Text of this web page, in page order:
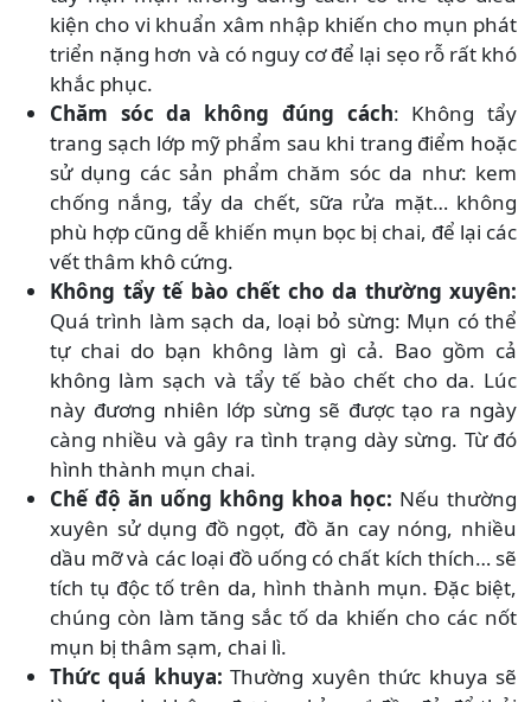
kiện cho vi khuẩn xâm nhập khiến cho mụn phát
triển nặng hơn và có nguy cơ để lại sẹo rỗ rất khó
khắc phục.
Chăm sóc da không đúng cách: Không tẩy
trang sạch lớp mỹ phẩm sau khi trang điểm hoặc
sử dụng các sản phẩm chăm sóc da như: kem
chống nắng, tẩy da chết, sữa rửa mặt… không
phù hợp cũng dễ khiến mụn bọc bị chai, để lại các
vết thâm khô cứng.
Không tẩy tế bào chết cho da thường xuyên:
Quá trình làm sạch da, loại bỏ sừng: Mụn có thể
tự chai do bạn không làm gì cả. Bao gồm cả
không làm sạch và tẩy tế bào chết cho da. Lúc
này đương nhiên lớp sừng sẽ được tạo ra ngày
càng nhiều và gây ra tình trạng dày sừng. Từ đó
hình thành mụn chai.
Chế độ ăn uống không khoa học: Nếu thường
xuyên sử dụng đồ ngọt, đồ ăn cay nóng, nhiều
dầu mỡ và các loại đồ uống có chất kích thích… sẽ
tích tụ độc tố trên da, hình thành mụn. Đặc biệt,
chúng còn làm tăng sắc tố da khiến cho các nốt
mụn bị thâm sạm, chai lì.
Thức quá khuya: Thường xuyên thức khuya sẽ